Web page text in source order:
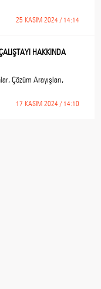
25 KASIM 2024 / 14:14
HAKKINDA
Çözüm Arayışları,
17 KASIM 2024 / 14:10